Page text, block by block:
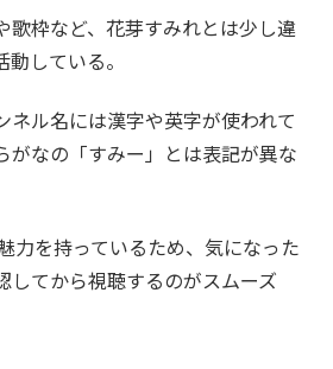
歌枠など、花芽すみれとは少し違
している。
ネル名には漢字や英字が使われて
がなの「すみー」とは表記が異な
力を持っているため、気になった
してから視聴するのがスムーズ